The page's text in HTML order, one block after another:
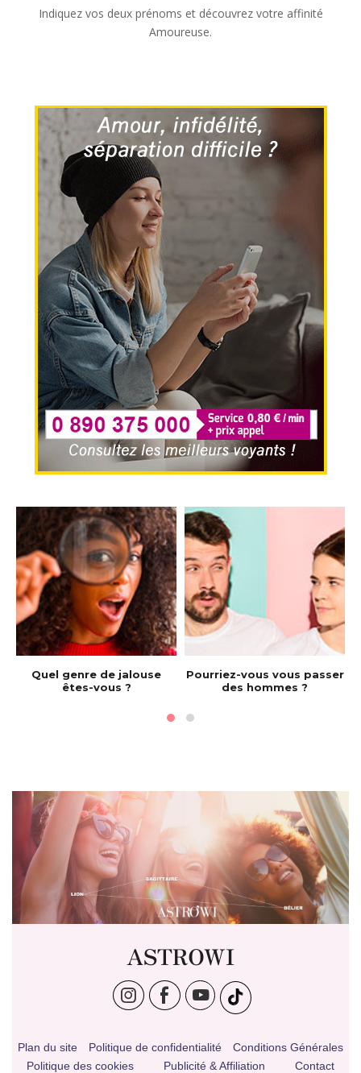
Indiquez vos deux prénoms et découvrez votre affinité
Amoureuse.
Quel genre de jalouse
êtes-vous ?
Pourriez-vous vous passer
des hommes ?
ASTROWI
Plan du site Politique de confidentialité
Conditions Générales
Politique des cookies
Publicité & Affiliation Contact